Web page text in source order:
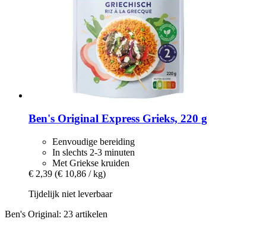
Ben's Original Express Grieks, 220 g
Eenvoudige bereiding
In slechts 2-3 minuten
Met Griekse kruiden
€ 2,39 (€ 10,86 / kg)
Tijdelijk niet leverbaar
Ben's Original: 23 artikelen